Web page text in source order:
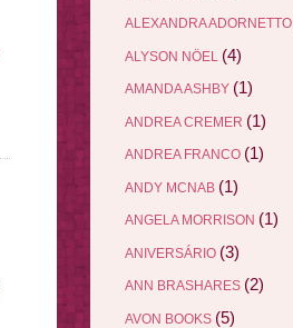
ALEXANDRA ADORNETTO
ALYSON NÖEL (4)
AMANDA ASHBY (1)
ANDREA CREMER (1)
ANDREA FRANCO (1)
ANDY MCNAB (1)
ANGELA MORRISON (1)
ANIVERSÁRIO (3)
ANN BRASHARES (2)
AVON BOOKS (5)